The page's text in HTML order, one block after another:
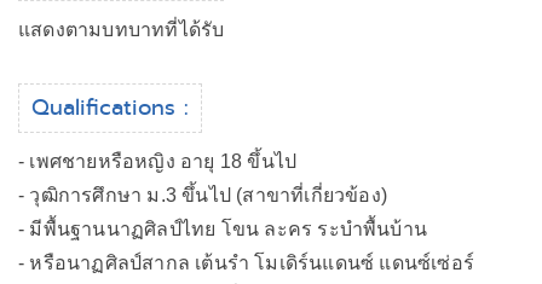
แสดงตามบทบาทที่ได้รับ
Qualifications :
- เพศชายหรือหญิง อายุ 18 ขึ้นไป
- วุฒิการศึกษา ม.3 ขึ้นไป (สาขาที่เกี่ยวข้อง)
- มีพื้นฐานนาฏศิลป์ไทย โขน ละคร ระบำพื้นบ้าน
- หรือนาฏศิลป์สากล เต้นรำ โมเดิร์นแดนซ์ แดนซ์เซ่อร์